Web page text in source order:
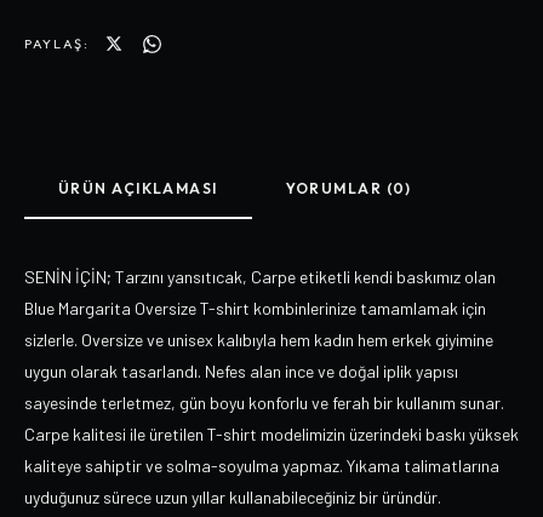
PAYLAŞ:
ÜRÜN AÇIKLAMASI YORUMLAR (0)
SENİN İÇİN; Tarzını yansıtıcak, Carpe etiketli kendi baskımız olan
Blue Margarita Oversize T-shirt kombinlerinize tamamlamak için
sizlerle. Oversize ve unisex kalıbıyla hem kadın hem erkek giyimine
uygun olarak tasarlandı. Nefes alan ince ve doğal iplik yapısı
sayesinde terletmez, gün boyu konforlu ve ferah bir kullanım sunar.
Carpe kalitesi ile üretilen T-shirt modelimizin üzerindeki baskı yüksek
kaliteye sahiptir ve solma-soyulma yapmaz. Yıkama talimatlarına
uyduğunuz sürece uzun yıllar kullanabileceğiniz bir üründür.